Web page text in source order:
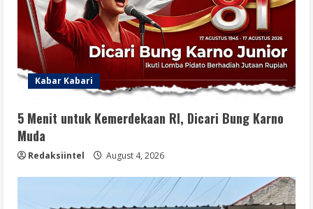
Kabar Kabari
5 Menit untuk Kemerdekaan RI, Dicari Bung Karno
Muda
Redaksiintel August 4, 2026